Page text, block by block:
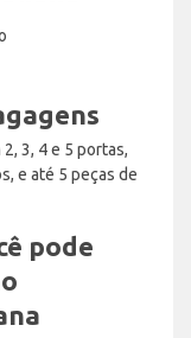
3, 4 e 5 portas,
e até 5 peças de
pode